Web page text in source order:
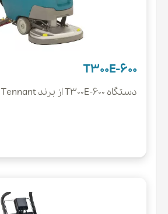
T300E-600
دستگاه T300E-600 از برند Tennant آمریکا می باشد.